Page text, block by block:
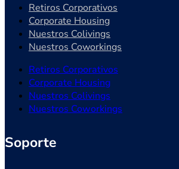
Retiros Corporativos
Corporate Housing
Nuestros Colivings
Nuestros Coworkings
Retiros Corporativos
Corporate Housing
Nuestros Colivings
Nuestros Coworkings
Soporte